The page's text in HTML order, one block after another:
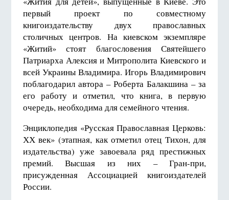
первый проект по совместному
книгоиздательству двух православных
столичных центров. На киевском экземпляре
«Житий» стоят благословения Святейшего
Патриарха Алексия и Митрополита Киевского и
всей Украины Владимира. Игорь Владимирович
поблагодарил автора – Роберта Балакшина – за
его работу и отметил, что книга, в первую
очередь, необходима для семейного чтения.
Энциклопедия «Русская Православная Церковь:
ХХ век» (этапная, как отметил отец Тихон, для
издательства) уже завоевала ряд престижных
премий. Высшая из них – Гран-при,
присужденная Ассоциацией книгоиздателей
России.